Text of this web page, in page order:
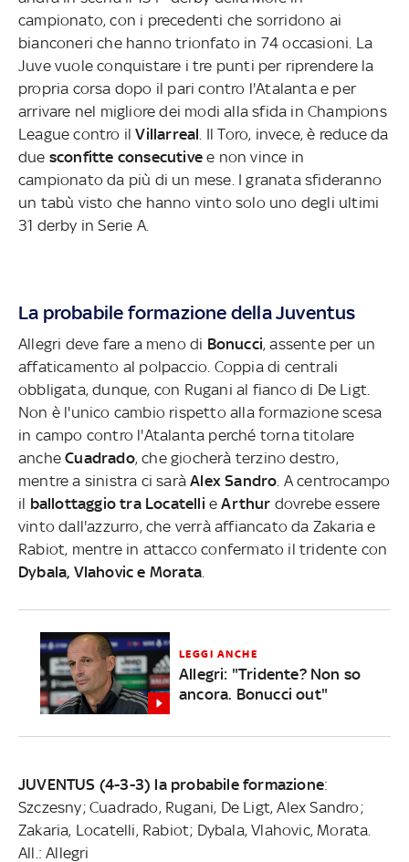
campionato, con i precedenti che sorridono ai
bianconeri che hanno trionfato in 74 occasioni. La
Juve vuole conquistare i tre punti per riprendere la
propria corsa dopo il pari contro l'Atalanta e per
arrivare nel migliore dei modi alla sfida in Champions
League contro ilVillarreal . Il Toro, invece, è reduce da
due sconfitte consecutive e non vince in
campionato da più di un mese. I granata sfideranno
un tabù visto che hanno vinto solo uno degli ultimi
31 derby in Serie A.
La probabile formazione della Juventus
Allegri deve fare a meno di Bonucci, assente per un
affaticamento al polpaccio. Coppia di centrali
obbligata, dunque, con Rugani al fianco di De Ligt.
Non è l'unico cambio rispetto alla formazione scesa
in campo contro l'Atalanta perché torna titolare
ancheCuadrado, che giocherà terzino destro,
mentre a sinistra ci saràAlex Sandro . A centrocampo
il ballottaggio tra Locatelli eArthur dovrebe essere
vinto dall'azzurro, che verrà affiancato da Zakaria e
Rabiot, mentre in attacco confermato il tridente con
Dybala, Vlahovic e Morata
LEGGI ANCHE
Allegri: "Tridente? Non so
ancora. Bonucci out"
JUVENTUS (4-3-3) la probabile formazione:
Szczesny; Cuadrado, Rugani, De Ligt, Alex Sandro;
Zakaria, Locatelli, Rabiot; Dybala, Vlahovic, Morata.
All.: Allegri